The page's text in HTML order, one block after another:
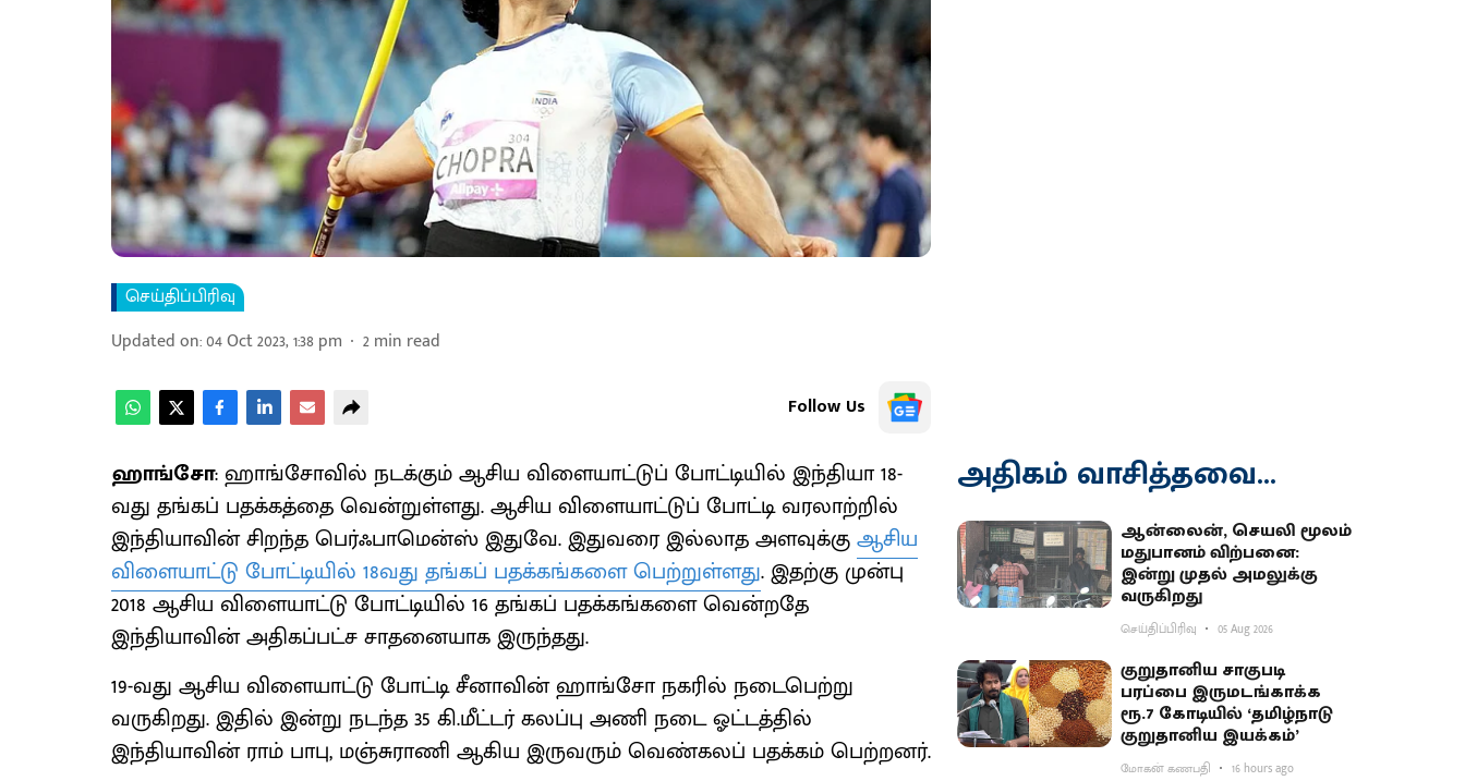
செய்திப்பிரிவு
Updated on:04 Oct 2023, 1:38 pm 2min read
Follow Us
ஹாங்சோ: ஹாங்சோவில் நடக்கும் ஆசிய விளையாட்டுப் போட்டியில் இந்தியா 18-
வது தங்கப் பதக்கத்தை வென்றுள்ளது. ஆசிய விளையாட்டுப் போட்டி வரலாற்றில்
இந்தியாவின் சிறந்த பெர்ஃபாமென்ஸ் இதுவே. இதுவரை இல்லாத அளவுக்குஆசிய
விளையாட்டு போட்டியில் 18வது தங்கப் பதக்கங்களை பெற்றுள்ளது. இதற்கு முன்பு
2018 ஆசிய விளையாட்டு போட்டியில் 16 தங்கப் பதக்கங்களை வென்றதே
இந்தியாவின் அதிகப்பட்ச சாதனையாக இருந்தது.
19-வது ஆசிய விளையாட்டு போட்டி சீனாவின் ஹாங்சோ நகரில் நடைபெற்று
வருகிறது. இதில் இன்று நடந்த 35 கி.மீட்டர் கலப்பு அணி நடை ஓட்டத்தில்
இந்தியாவின் ராம் பாபு, மஞ்சுராணி ஆகிய இருவரும் வெண்கலப் பதக்கம் பெற்றனர்.
அதிகம் வாசித்தவை...
ஆன்லைன், செயலி மூலம்
மதுபானம் விற்பனை:
இன்று முதல் அமலுக்கு
வருகிறது
செய்திப்பிரிவு 05 Aug 2026
குறுதானிய சாகுபடி
பரப்பை இருமடங்காக்க
ரூ.7 கோடியில் ‘தமிழ்நாடு
குறுதானிய இயக்கம்’
மோகன் கணபதி 16 hours ago